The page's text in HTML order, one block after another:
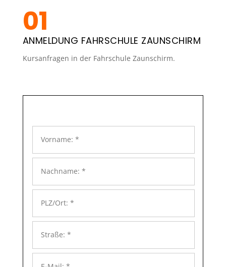
ANMELDUNG FAHRSCHULE ZAUNSCHIRM
Kursanfragen in der Fahrschule Zaunschirm.